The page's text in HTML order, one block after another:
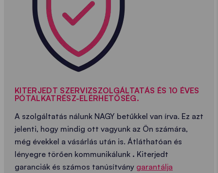
KITERJEDT SZERVIZSZOLGÁLTATÁS ÉS 10 ÉVES
PÓTALKATRÉSZ-ELÉRHETŐSÉG.
A szolgáltatás nálunk NAGY betűkkel van írva. Ez azt
jelenti, hogy mindig ott vagyunk az Ön számára,
még évekkel a vásárlás után is. Átláthatóan és
lényegre törően kommunikálunk . Kiterjedt
garanciák és számos tanúsítvány garantálja